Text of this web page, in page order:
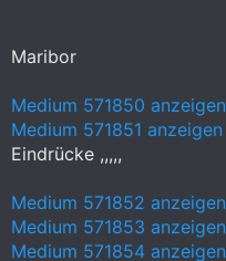
Maribor
Medium 571850 anzeigen
Medium 571851 anzeigen
Eindrücke ,,,,,
Medium 571852 anzeigen
Medium 571853 anzeigen
Medium 571854 anzeigen